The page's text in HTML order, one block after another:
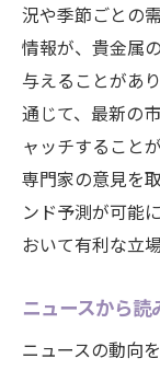
経済の
大府市の
方法
リアル
地元ニ
情報
信頼で
情報を
況や季節ごとの
情報が、貴金属
与えることがあ
通じて、最新の
ャッチすること
専門家の意見を
ンド予測が可能
おいて有利な立
ニュースから
ニュースの動向